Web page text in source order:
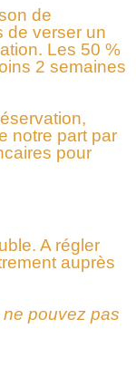
de
de verser un
Les 50 %
2 semaines
notre part par
pour
A régler
auprès
pouvez pas